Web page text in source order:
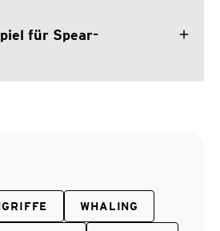
für Spear-
add
WHALING